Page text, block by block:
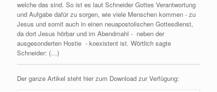
welche das sind. So ist es laut Schneider Gottes Verantwortung
und Aufgabe dafür zu sorgen, wie viele Menschen kommen ‑ zu
Jesus und somit auch in einen neuapostolischen Gottesdienst,
da dort Jesus hörbar und im Abendmahl ‑ neben der
ausgesonderten Hostie ‑ koexistent ist. Wörtlich sagte
Schneider: (…)
Der ganze Artikel steht hier zum Download zur Verfügung: